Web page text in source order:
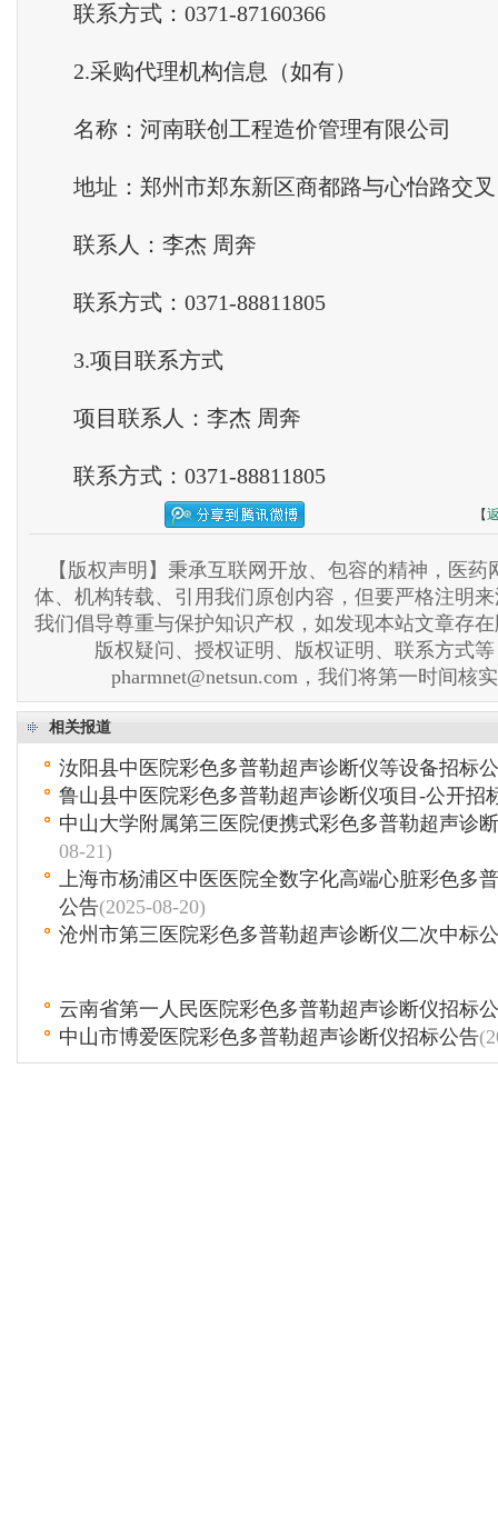
联系方式：0371-87160366
2.采购代理机构信息（如有）
名称：河南联创工程造价管理有限公司
地址：郑州市郑东新区商都路与心怡路交叉
联系人：李杰 周奔
联系方式：0371-88811805
3.项目联系方式
项目联系人：李杰 周奔
联系方式：0371-88811805
【
【版权声明】秉承互联网开放、包容的精神，医药
体、机构转载、引用我们原创内容，但要严格注明
我们倡导尊重与保护知识产权，如发现本站文章存
版权疑问、授权证明、版权证明、联系方式
pharmnet@netsun.com，我们将第一时间核
相关报道
汝阳县中医院彩色多普勒超声诊断仪等设备招标
鲁山县中医院彩色多普勒超声诊断仪项目-公开招
中山大学附属第三医院便携式彩色多普勒超声诊
08-21)
上海市杨浦区中医医院全数字化高端心脏彩色多
公告(2025-08-20)
沧州市第三医院彩色多普勒超声诊断仪二次中标
云南省第一人民医院彩色多普勒超声诊断仪招标
中山市博爱医院彩色多普勒超声诊断仪招标公告